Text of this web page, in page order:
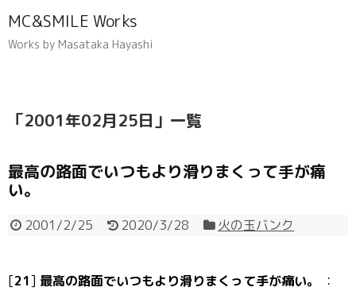
MC&SMILE Works
Works by Masataka Hayashi
「2001年02月25日 」 一覧
最高の路面でいつもより滑りまくって手が痛
い。
2001/2/25 2020/3/28 火の玉バンク
[21] 最高の路面でいつもより滑りまくって手が痛い。
：